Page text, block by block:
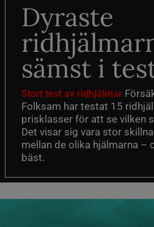
Dyraste
sämst i
Stort test av ridhjälmar
Folksam har testat 15
prisklasser för att se vilken
Det visar sig vara stor
mellan de olika hjälmarna –
bäst.